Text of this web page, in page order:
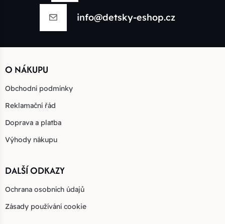
info@detsky-eshop.cz
O NÁKUPU
Obchodní podmínky
Reklamační řád
Doprava a platba
Výhody nákupu
DALŠÍ ODKAZY
Ochrana osobních údajů
Zásady používání cookie